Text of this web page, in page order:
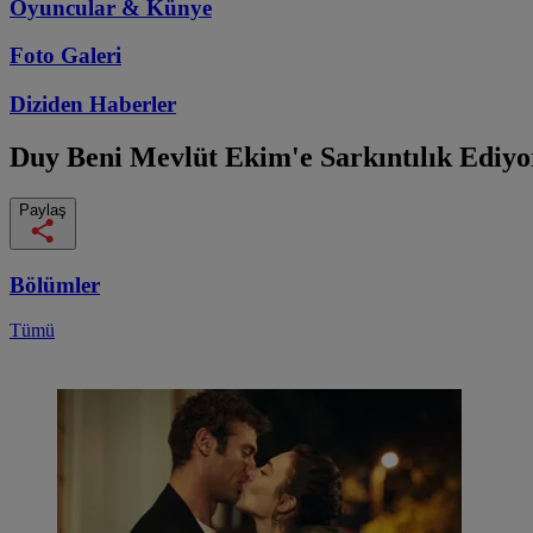
Oyuncular & Künye
Foto Galeri
Diziden Haberler
Duy Beni Mevlüt Ekim'e Sarkıntılık
Paylaş
Bölümler
Tümü